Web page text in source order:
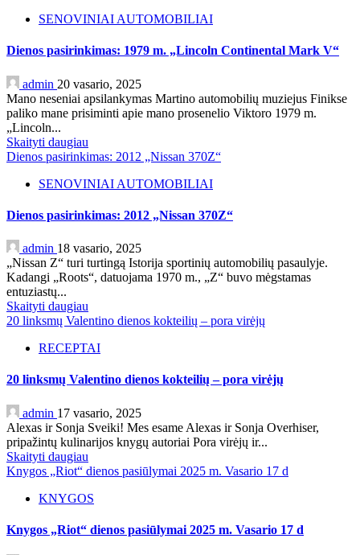
SENOVINIAI AUTOMOBILIAI
Dienos pasirinkimas: 1979 m. „Lincoln Continental Mark V“
admin 20 vasario, 2025
Mano neseniai apsilankymas Martino automobilių muziejus Finikse
paliko mane prisiminti apie mano prosenelio Viktoro 1979 m.
„Lincoln...
Skaityti daugiau
Dienos pasirinkimas: 2012 „Nissan 370Z“
SENOVINIAI AUTOMOBILIAI
Dienos pasirinkimas: 2012 „Nissan 370Z“
admin 18 vasario, 2025
„Nissan Z“ turi turtingą Istorija sportinių automobilių pasaulyje.
Kadangi „Roots“, datuojama 1970 m., „Z“ buvo mėgstamas
entuziastų...
Skaityti daugiau
20 linksmų Valentino dienos kokteilių – pora virėjų
RECEPTAI
20 linksmų Valentino dienos kokteilių – pora virėjų
admin 17 vasario, 2025
Alexas ir Sonja Sveiki! Mes esame Alexas ir Sonja Overhiser,
pripažintų kulinarijos knygų autoriai Pora virėjų ir...
Skaityti daugiau
Knygos „Riot“ dienos pasiūlymai 2025 m. Vasario 17 d
KNYGOS
Knygos „Riot“ dienos pasiūlymai 2025 m. Vasario 17 d